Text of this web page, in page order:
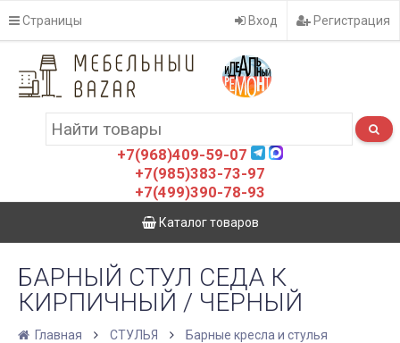
Страницы Вход Регистрация
+7(968)409-59-07
+7(985)383-73-97
+7(499)390-78-93
Каталог товаров
БАРНЫЙ СТУЛ СЕДА К
КИРПИЧНЫЙ / ЧЕРНЫЙ
Главная СТУЛЬЯ
Барные кресла и стулья